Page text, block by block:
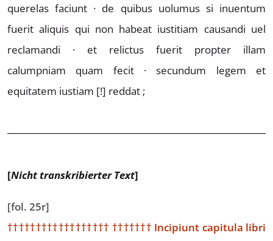
querelas faciunt · de quibus uolumus si inuentum
fuerit aliquis qui non habeat iustitiam causandi uel
reclamandi · et relictus fuerit propter illam
calumpniam quam fecit · secundum legem et
equitatem iustiam [!] reddat ;
[Nicht transkribierter Text]
[fol. 25r]
†††††††††††††††††† ††††††† Incipiunt capitula libri